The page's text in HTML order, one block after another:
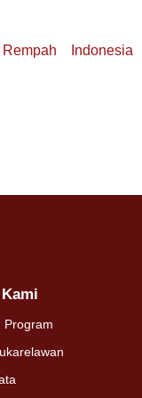
Indonesia
Program